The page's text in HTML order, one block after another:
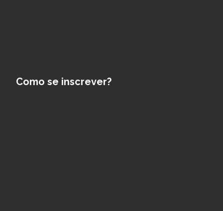
Como se inscrever?